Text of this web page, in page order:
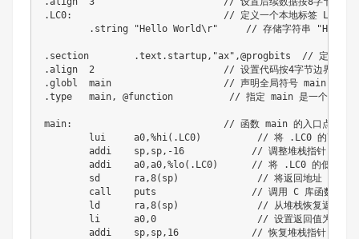
. LC0:
// 定义一个本地标签 LC0，通
.
"Hello World\r" // 存储字符串 "Hello
. .text . startup , "ax" ,@progbits // 定义包含
.
2
// 设置代码按4字节边界对齐
.
globl	main // 声明全局符号 main，使它
.
type	main , @function // 指定 main 是一个函数。
main:
// 函数 main 的入口点。
	lui	a0
,%hi ( . LC0)
// 将 .LC0 的高部分
	addi	sp
, sp , -16
// 调整堆栈指针 sp，预
	addi	a0
,a0 ,%lo( . LC0)
// 将 .LC0 的低部分添
	sd	ra
,8( sp)
// 将返回地址 ra 存
	call	puts
// 调用 C 库函数 puts
	ld	ra
,8( sp)
// 从堆栈恢复返回地
	li	a0
,0
// 设置返回值为0，表
	addi	sp
, sp , 16
// 恢复堆栈指针 sp。